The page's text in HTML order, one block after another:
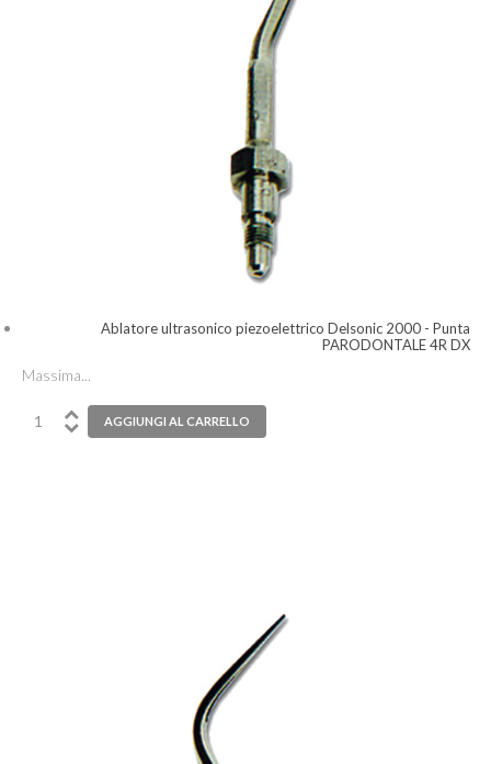
Ablatore ultrasonico piezoelettrico Delsonic 2000 - Punta
PARODONTALE 4R DX
Massima...